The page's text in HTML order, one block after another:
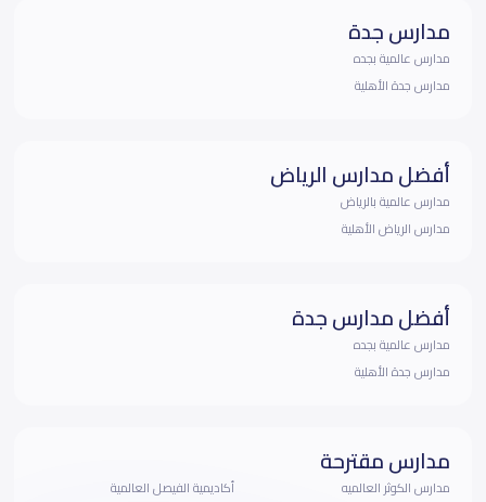
مدارس جدة
مدارس عالمية بجده
مدارس جدة الأهلية
أفضل مدارس الرياض
مدارس عالمية بالرياض
مدارس الرياض الأهلية
أفضل مدارس جدة
مدارس عالمية بجده
مدارس جدة الأهلية
مدارس مقترحة
مدارس الكوثر العالميه
أكاديمية الفيصل العالمية